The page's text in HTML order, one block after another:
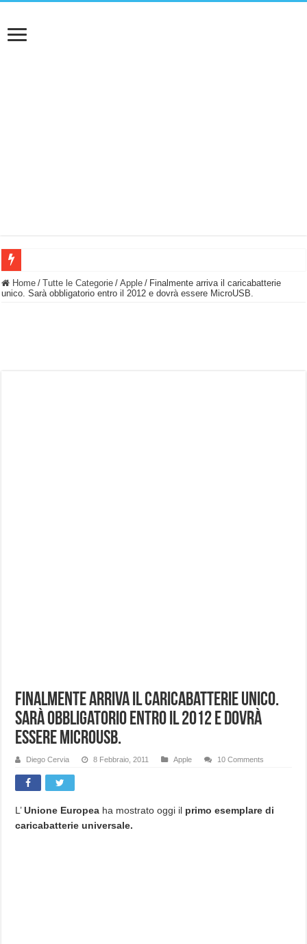
BASTA FATICARE! Questo robot tagliaerba lo appoggi e fa tutto lui! (Senza
Home / Tutte le Categorie / Apple / Finalmente arriva il caricabatterie
unico. Sarà obbligatorio entro il 2012 e dovrà essere MicroUSB.
Finalmente arriva il caricabatterie unico.
Sarà obbligatorio entro il 2012 e dovrà
essere MicroUSB.
Diego Cervia 8 Febbraio, 2011 Apple 10 Comments
L’Unione Europea ha mostrato oggi il primo esemplare di
caricabatterie universale.